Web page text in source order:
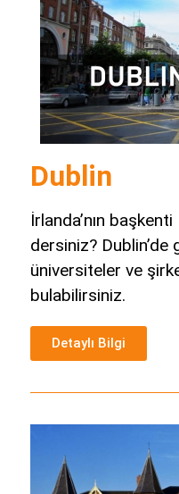
Dublin
İrlanda’nın
dersiniz?
üniversiteler ve
bulabilirsiniz.
Detaylı Bilgi